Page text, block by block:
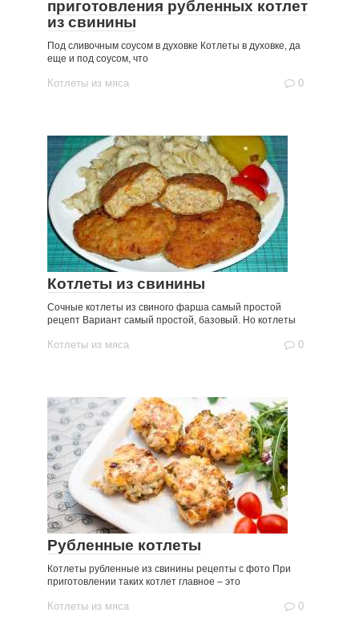
приготовления рубленных котлет
из свинины
Под сливочным соусом в духовке Котлеты в духовке, да
еще и под соусом, что
Котлеты из мяса 0
Котлеты из свинины
Сочные котлеты из свиного фарша самый простой
рецепт Вариант самый простой, базовый. Но котлеты
Котлеты из мяса 0
Рубленные котлеты
Котлеты рубленные из свинины рецепты с фото При
приготовлении таких котлет главное – это
Котлеты из мяса 0